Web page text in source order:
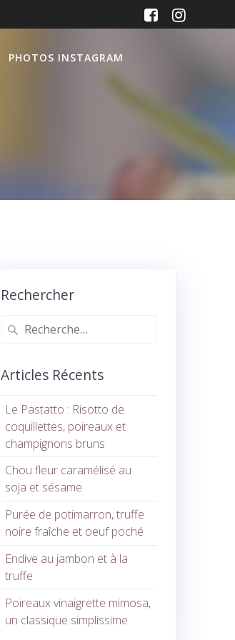
PHOTOS INSTAGRAM
Rechercher
Recherche
Articles Récents
Le Pastatto : Risotto de
coquillettes, poireaux et
champignons bruns
Chou fleur caramélisé au
soja et sésame
Purée de potimarron, truffe
noire fraîche et oeuf poché
Endive au jambon et à la
truffe
Poireaux vinaigrette mimosa,
un classique simplissime